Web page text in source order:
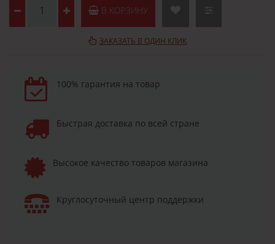
В КОРЗИНУ
ЗАКАЗАТЬ В ОДИН КЛИК
100% гарантия на товар
Быстрая доставка по всей стране
Высокое качество товаров магазина
Круглосуточный центр поддержки